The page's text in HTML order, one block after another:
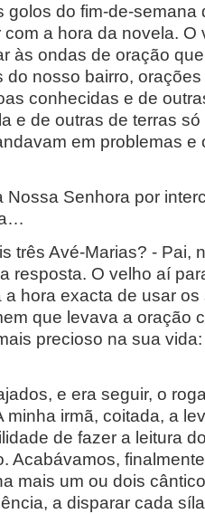
golos do fim-de-semana
a hora da novela. O
às ondas de oração
do nosso bairro,
conhecidas e de
e de outras de terras
em problemas e
Nossa Senhora por
três Avé-Marias? - Pai,
resposta. O velho aí
hora exacta de usar
que levava a oração
precioso na sua
e era seguir, o
irmã, coitada, a
de fazer a leitura
Acabávamos,
mais um ou dois
a disparar cada